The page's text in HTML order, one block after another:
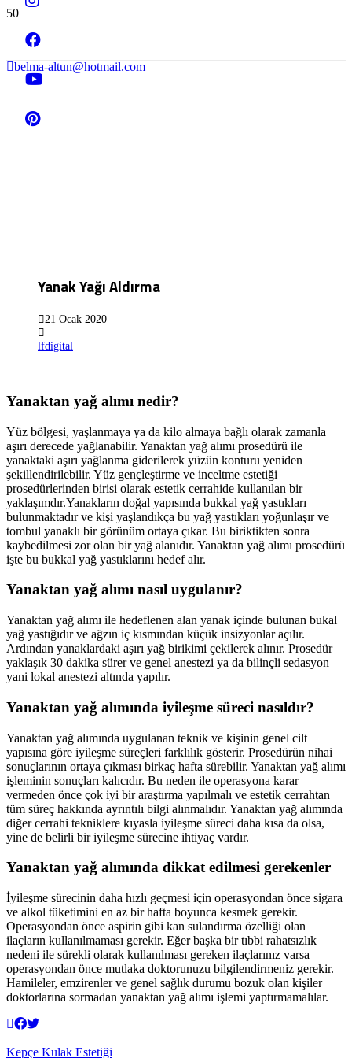
belma-altun@hotmail.com
Yanak Yağı Aldırma‎
21 Ocak 2020
lfdigital
Yanaktan yağ alımı nedir?
Yüz bölgesi, yaşlanmaya ya da kilo almaya bağlı olarak zamanla
aşırı derecede yağlanabilir. Yanaktan yağ alımı prosedürü ile
yanaktaki aşırı yağlanma giderilerek yüzün konturu yeniden
şekillendirilebilir. Yüz gençleştirme ve inceltme estetiği
prosedürlerinden birisi olarak estetik cerrahide kullanılan bir
yaklaşımdır.Yanakların doğal yapısında bukkal yağ yastıkları
bulunmaktadır ve kişi yaşlandıkça bu yağ yastıkları yoğunlaşır ve
tombul yanaklı bir görünüm ortaya çıkar. Bu biriktikten sonra
kaybedilmesi zor olan bir yağ alanıdır. Yanaktan yağ alımı prosedürü
işte bu bukkal yağ yastıklarını hedef alır.
Yanaktan yağ alımı nasıl uygulanır?
Yanaktan yağ alımı ile hedeflenen alan yanak içinde bulunan bukal
yağ yastığıdır ve ağzın iç kısmından küçük insizyonlar açılır.
Ardından yanaklardaki aşırı yağ birikimi çekilerek alınır. Prosedür
yaklaşık 30 dakika sürer ve genel anestezi ya da bilinçli sedasyon
yani lokal anestezi altında yapılır.
Yanaktan yağ alımında iyileşme süreci nasıldır?
Yanaktan yağ alımında uygulanan teknik ve kişinin genel cilt
yapısına göre iyileşme süreçleri farklılık gösterir. Prosedürün nihai
sonuçlarının ortaya çıkması birkaç hafta sürebilir. Yanaktan yağ alımı
işleminin sonuçları kalıcıdır. Bu neden ile operasyona karar
vermeden önce çok iyi bir araştırma yapılmalı ve estetik cerrahtan
tüm süreç hakkında ayrıntılı bilgi alınmalıdır. Yanaktan yağ alımında
diğer cerrahi tekniklere kıyasla iyileşme süreci daha kısa da olsa,
yine de belirli bir iyileşme sürecine ihtiyaç vardır.
Yanaktan yağ alımında dikkat edilmesi gerekenler
İyileşme sürecinin daha hızlı geçmesi için operasyondan önce sigara
ve alkol tüketimini en az bir hafta boyunca kesmek gerekir.
Operasyondan önce aspirin gibi kan sulandırma özelliği olan
ilaçların kullanılmaması gerekir. Eğer başka bir tıbbi rahatsızlık
nedeni ile sürekli olarak kullanılması gereken ilaçlarınız varsa
operasyondan önce mutlaka doktorunuzu bilgilendirmeniz gerekir.
Hamileler, emzirenler ve genel sağlık durumu bozuk olan kişiler
doktorlarına sormadan yanaktan yağ alımı işlemi yaptırmamalılar.
Kepçe Kulak Estetiği